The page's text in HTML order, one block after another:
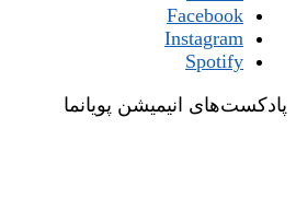
Facebook
Instagram
Spotify
پادکست‌های انیمیشن پویانما